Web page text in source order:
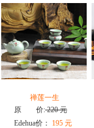
禅莲一生
原 价:220 元
Edehua价：
195 元